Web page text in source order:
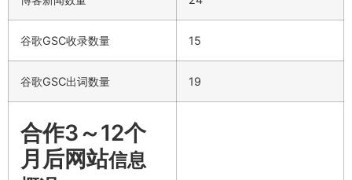
谷歌GSC收录数量 15
谷歌GSC出词数量 19
合作3～12个
月后网站信息